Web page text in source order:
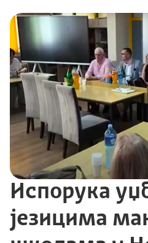
Испорука
језицима